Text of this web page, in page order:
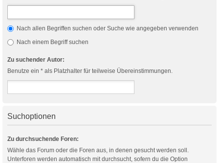
Nach allen Begriffen suchen oder Suche wie angegeben verwenden
Nach einem Begriff suchen
Zu suchender Autor:
Benutze ein * als Platzhalter für teilweise Übereinstimmungen.
Suchoptionen
Zu durchsuchende Foren:
Wähle das Forum oder die Foren aus, in denen gesucht werden soll.
Unterforen werden automatisch mit durchsucht, sofern du die Option